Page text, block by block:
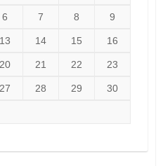
6 7 8 9
13 14 15 16
20 21 22 23
27 28 29 30